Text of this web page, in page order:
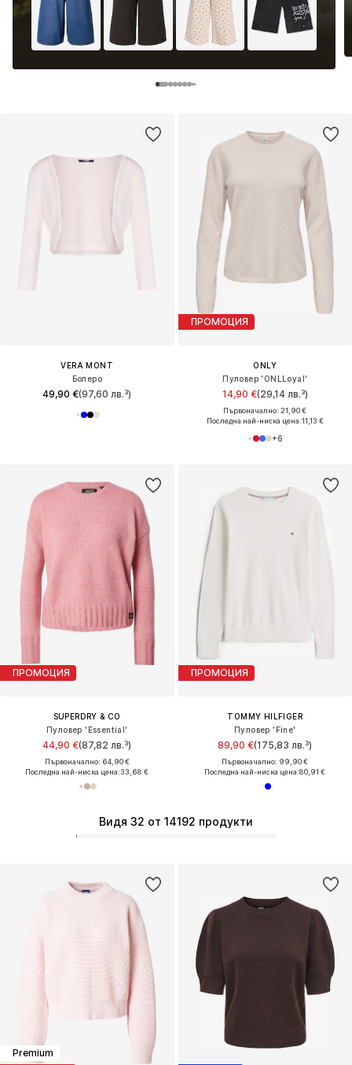
VERA MONT
Болеро
49,90 €(97,60 лв.³)
ПРОМОЦИЯ
ONLY
Пуловер 'ONLLoyal'
14,90 €(29,14 лв.³)
Първоначално: 21,90 €
Последна най-ниска цена:11,13 €
+6
ПРОМОЦИЯ
SUPERDRY & CO
Пуловер 'Essential'
44,90 €(87,82 лв.³)
Първоначално: 64,90 €
Последна най-ниска цена:33,68 €
ПРОМОЦИЯ
TOMMY HILFIGER
Пуловер 'Fine'
89,90 €(175,83 лв.³)
Първоначално: 99,90 €
Последна най-ниска цена:80,91 €
Premium
Видя 32 от 14192 продукти